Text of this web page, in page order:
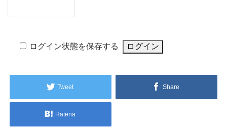
ログイン状態を保存する
Tweet Share
Hatena